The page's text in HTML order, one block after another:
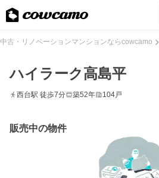
中古・リノベーションマンションならcowcamo
ハイラーク高島平
西台駅 徒歩7分 築52年 104戸
販売中の物件